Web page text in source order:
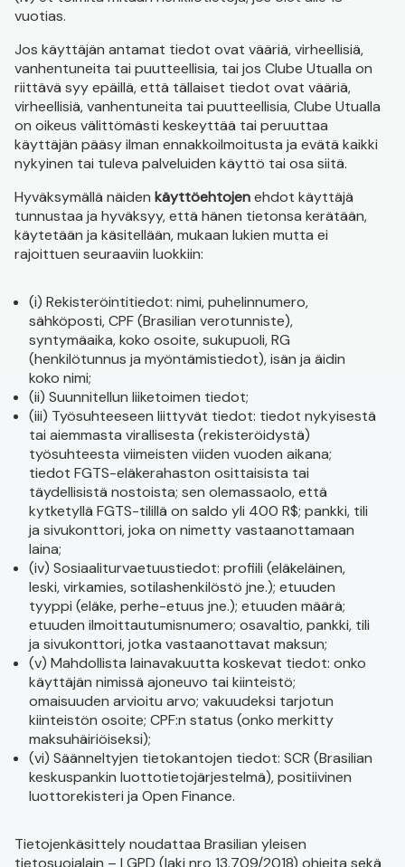
vuotias.
Jos käyttäjän antamat tiedot ovat vääriä, virheellisiä,
vanhentuneita tai puutteellisia, tai jos Clube Utualla on
riittävä syy epäillä, että tällaiset tiedot ovat vääriä,
virheellisiä, vanhentuneita tai puutteellisia, Clube Utualla
on oikeus välittömästi keskeyttää tai peruuttaa
käyttäjän pääsy ilman ennakkoilmoitusta ja evätä kaikki
nykyinen tai tuleva palveluiden käyttö tai osa siitä.
Hyväksymällä näiden käyttöehtojenehdot käyttäjä
tunnustaa ja hyväksyy, että hänen tietonsa kerätään,
käytetään ja käsitellään, mukaan lukien mutta ei
rajoittuen seuraaviin luokkiin:
(i) Rekisteröintitiedot: nimi, puhelinnumero,
sähköposti, CPF (Brasilian verotunniste),
syntymäaika, koko osoite, sukupuoli, RG
(henkilötunnus ja myöntämistiedot), isän ja äidin
koko nimi;
(ii) Suunnitellun liiketoimen tiedot;
(iii) Työsuhteeseen liittyvät tiedot: tiedot nykyisestä
tai aiemmasta virallisesta (rekisteröidystä)
työsuhteesta viimeisten viiden vuoden aikana;
tiedot FGTS-eläkerahaston osittaisista tai
täydellisistä nostoista; sen olemassaolo, että
kytketyllä FGTS-tilillä on saldo yli 400 R$; pankki, tili
ja sivukonttori, joka on nimetty vastaanottamaan
laina;
(iv) Sosiaaliturvaetuustiedot: profiili (eläkeläinen,
leski, virkamies, sotilashenkilöstö jne.); etuuden
tyyppi (eläke, perhe-etuus jne.); etuuden määrä;
etuuden ilmoittautumisnumero; osavaltio, pankki, tili
ja sivukonttori, jotka vastaanottavat maksun;
(v) Mahdollista lainavakuutta koskevat tiedot: onko
käyttäjän nimissä ajoneuvo tai kiinteistö;
omaisuuden arvioitu arvo; vakuudeksi tarjotun
kiinteistön osoite; CPF:n status (onko merkitty
maksuhäiriöiseksi);
(vi) Säänneltyjen tietokantojen tiedot: SCR (Brasilian
keskuspankin luottotietojärjestelmä), positiivinen
luottorekisteri ja Open Finance.
Tietojenkäsittely noudattaa Brasilian yleisen
tietosuojalain – LGPD (laki nro 13.709/2018) ohjeita sekä